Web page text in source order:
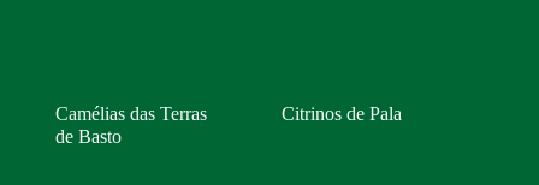
Camélias das Terras
de Basto
Citrinos de Pala